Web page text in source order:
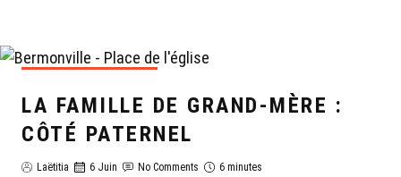
LA FAMILLE DE GRAND-MÈRE :
CÔTÉ PATERNEL
Laëtitia 6 Juin No Comments 6 minutes